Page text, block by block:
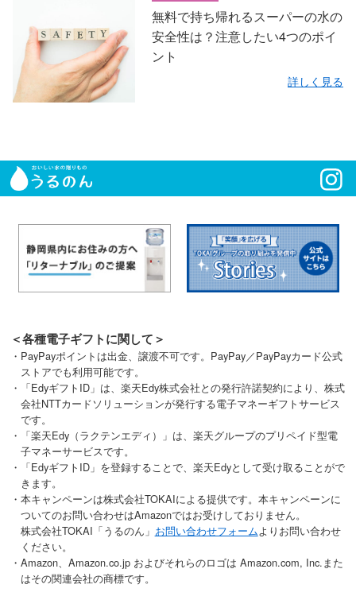
無料で持ち帰れるスーパーの水の
安全性は？注意したい4つのポイ
ント
詳しく見る
＜各種電子ギフトに関して＞
・PayPayポイントは出金、譲渡不可です。PayPay／PayPayカード公式
ストアでも利用可能です。
・「EdyギフトID」は、楽天Edy株式会社との発行許諾契約により、株式
会社NTTカードソリューションが発行する電子マネーギフトサービス
です。
・「楽天Edy（ラクテンエディ）」は、楽天グループのプリペイド型電
子マネーサービスです。
・「EdyギフトID」を登録することで、楽天Edyとして受け取ることがで
きます。
・本キャンペーンは株式会社TOKAIによる提供です。本キャンペーンに
ついてのお問い合わせはAmazonではお受けしておりません。
株式会社TOKAI「うるのん」 お問い合わせフォームよりお問い合わせ
ください。
・Amazon、Amazon.co.jp およびそれらのロゴは Amazon.com, Inc.また
はその関連会社の商標です。